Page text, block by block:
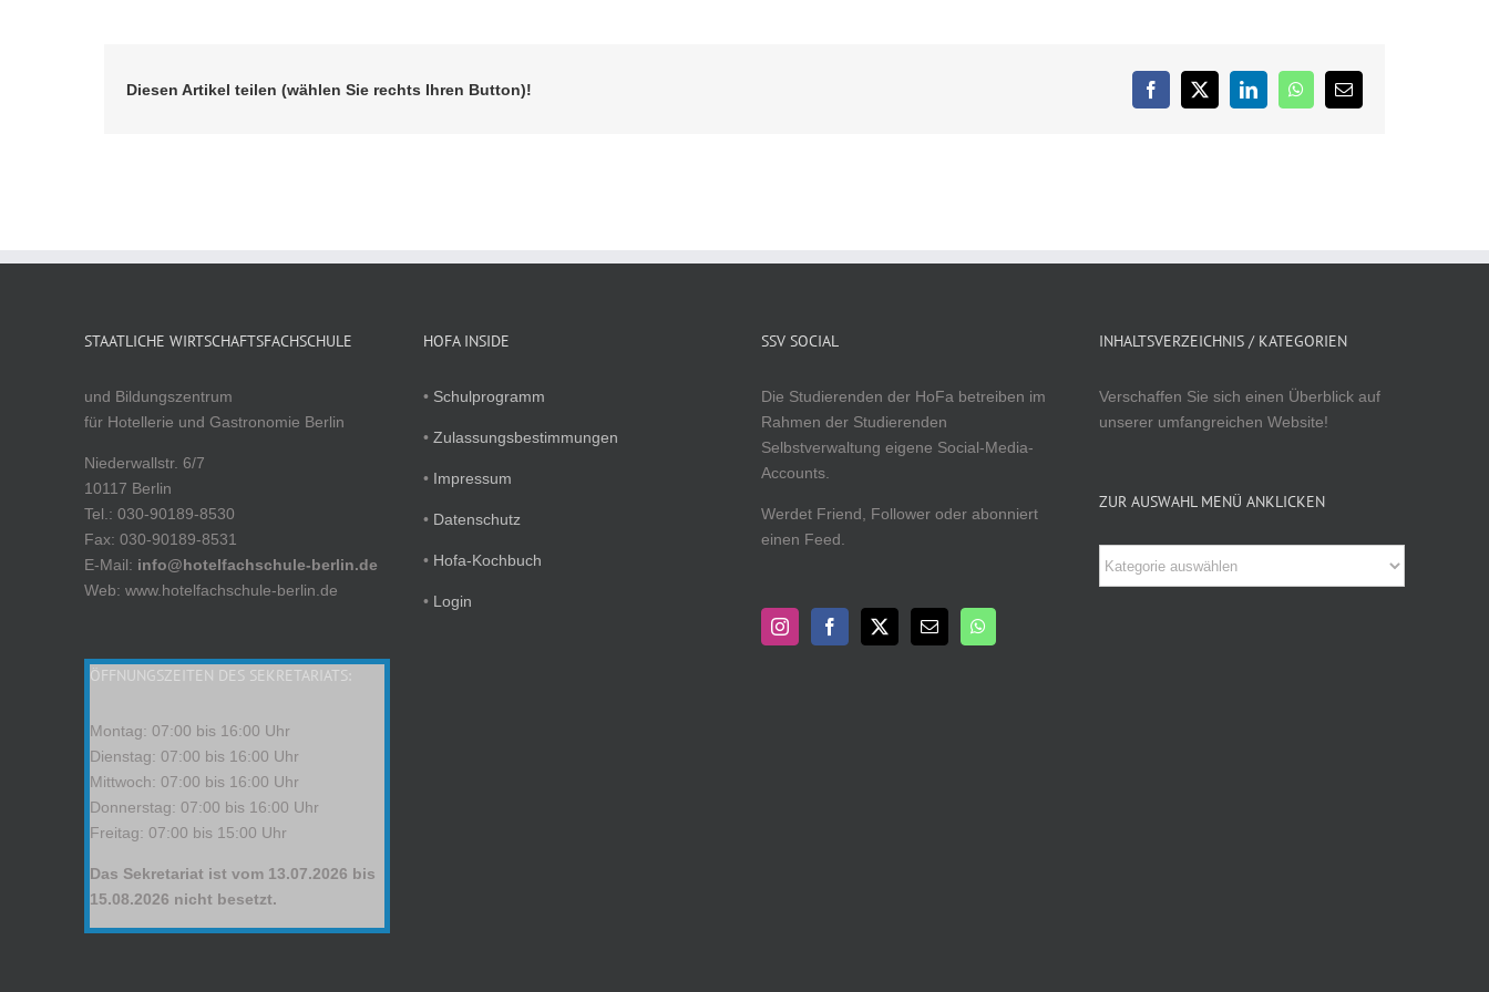
Diesen Artikel teilen (wählen Sie rechts Ihren Button)! Facebook
X LinkedInWhatsApp
E-
Mail
STAATLICHE WIRTSCHAFTSFACHSCHULE
und Bildungszentrum
für Hotellerie und Gastronomie Berlin
Niederwallstr. 6/7
10117 Berlin
Tel.: 030-90189-8530
Fax: 030-90189-8531
E-Mail: info@hotelfachschule-berlin.de
Web: www.hotelfachschule-berlin.de
ÖFFNUNGSZEITEN DES SEKRETARIATS:
Montag: 07:00 bis 16:00 Uhr
Dienstag: 07:00 bis 16:00 Uhr
Mittwoch: 07:00 bis 16:00 Uhr
Donnerstag: 07:00 bis 16:00 Uhr
Freitag: 07:00 bis 15:00 Uhr
Das Sekretariat ist vom 13.07.2026 bis
15.08.2026 nicht besetzt.
HOFA INSIDE
• Schulprogramm
• Zulassungsbestimmungen
• Impressum
• Datenschutz
• Hofa-Kochbuch
• Login
SSV SOCIAL
Die Studierenden der HoFa betreiben im
Rahmen der Studierenden
Selbstverwaltung eigene Social-Media-
Accounts.
Werdet Friend, Follower oder abonniert
einen Feed.
INHALTSVERZEICHNIS / KATEGORIEN
Verschaffen Sie sich einen Überblick auf
unserer umfangreichen Website!
ZUR AUSWAHL MENÜ ANKLICKEN
Zur
Auswahl